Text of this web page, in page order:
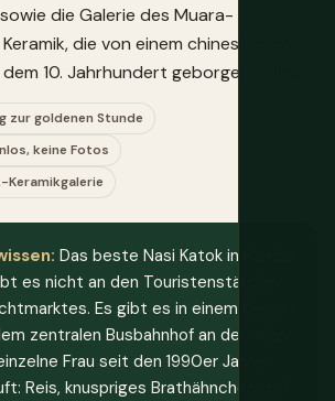
die Galerie des Muara-
die von einem chinesischen
10. Jahrhundert geborgen wurde.
zur goldenen Stunde
keine Fotos
Das beste Nasi Katok in Bandar
es nicht an den Touristenständen
Es gibt es in einem kleinen
zentralen Busbahnhof an der Jalan
Frau seit den 1990er Jahren
Reis, knuspriges Brathähnchen und